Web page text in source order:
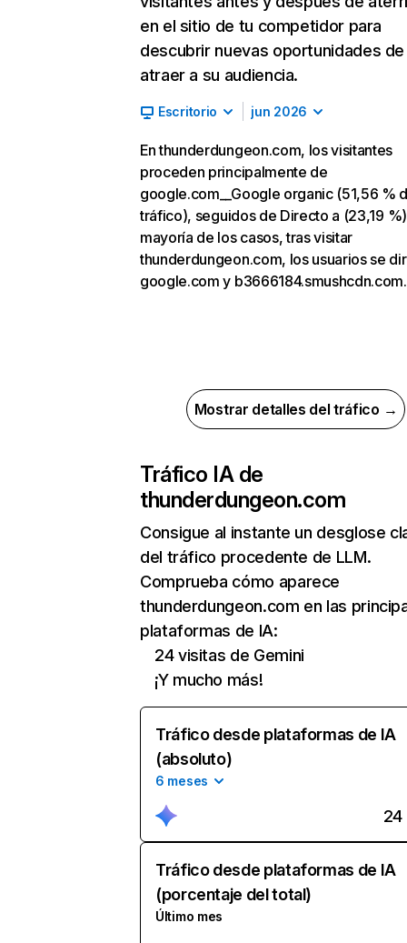
en el sitio de tu competidor para
descubrir nuevas oportunidades de
atraer a su audiencia.
Escritorio jun 2026
En thunderdungeon.com, los visitantes
proceden principalmente de
google.com__Google organic (51,56 %
tráfico), seguidos de Directo a (23,19
mayoría de los casos, tras visitar
thunderdungeon.com, los usuarios se
google.com y b3666184.smushcdn.com.
Mostrar detalles del tráfico →
Tráfico IA de
thunderdungeon.com
Consigue al instante un desglose
del tráfico procedente de LLM.
Comprueba cómo aparece
thunderdungeon.com en las
plataformas de IA:
24 visitas de Gemini
¡Y mucho más!
Tráfico desde plataformas de IA
(absoluto)
6 meses
24
Tráfico desde plataformas de IA
(porcentaje del total)
Último mes